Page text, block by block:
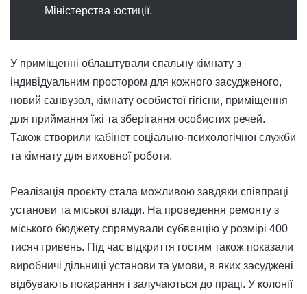
Міністерства юстиції.
У приміщенні облаштували спальну кімнату з
індивідуальним простором для кожного засудженого,
новий санвузол, кімнату особистої гігієни, приміщення
для приймання їжі та зберігання особистих речей.
Також створили кабінет соціально-психологічної служби
та кімнату для виховної роботи.
Реалізація проєкту стала можливою завдяки співпраці
установи та міської влади. На проведення ремонту з
міського бюджету спрямували субвенцію у розмірі 400
тисяч гривень. Під час відкриття гостям також показали
виробничі дільниці установи та умови, в яких засуджені
відбувають покарання і залучаються до праці. У колонії